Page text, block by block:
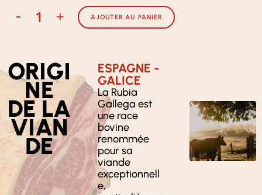
- + AJOUTER AU PANIER
ORIGI
NE
DE LA
VIAN
DE
ESPAGNE -
GALICE
La Rubia
Gallega est
une race
bovine
renommée
pour sa
viande
exceptionnell
e,